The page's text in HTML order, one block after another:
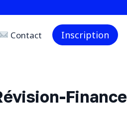
Contact Inscription
Finance